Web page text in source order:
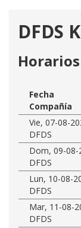
DFDS
Fecha
Compañía
Vie, 07-08-
DFDS
Dom, 09-08-
DFDS
Lun, 10-08-
DFDS
Mar, 11-08-
DFDS